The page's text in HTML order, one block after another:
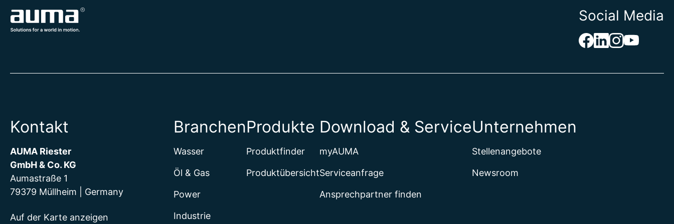
Social Media
Kontakt
AUMA Riester
GmbH & Co. KG
Aumastraße 1
79379 Müllheim | Germany
Auf der Karte anzeigen
Branchen
Wasser
Öl & Gas
Power
Industrie
Produkte
Produktfinder
Produktübersicht
Download & Service
myAUMA
Serviceanfrage
Ansprechpartner finden
Unternehmen
Stellenangebote
Newsroom